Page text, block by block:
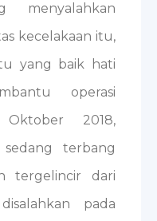
menyalahkan
kecelakaan itu,
yang baik hati
operasi
Oktober 2018,
terbang
tergelincir dari
pada